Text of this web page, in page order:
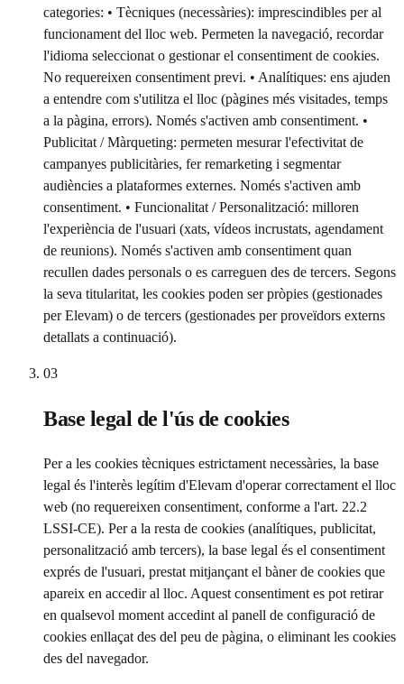
categories: • Tècniques (necessàries): imprescindibles per al
funcionament del lloc web. Permeten la navegació, recordar
l'idioma seleccionat o gestionar el consentiment de cookies.
No requereixen consentiment previ. • Analítiques: ens ajuden
a entendre com s'utilitza el lloc (pàgines més visitades, temps
a la pàgina, errors). Només s'activen amb consentiment. •
Publicitat / Màrqueting: permeten mesurar l'efectivitat de
campanyes publicitàries, fer remarketing i segmentar
audiències a plataformes externes. Només s'activen amb
consentiment. • Funcionalitat / Personalització: milloren
l'experiència de l'usuari (xats, vídeos incrustats, agendament
de reunions). Només s'activen amb consentiment quan
recullen dades personals o es carreguen des de tercers. Segons
la seva titularitat, les cookies poden ser pròpies (gestionades
per Elevam) o de tercers (gestionades per proveïdors externs
detallats a continuació).
03
Base legal de l'ús de cookies
Per a les cookies tècniques estrictament necessàries, la base
legal és l'interès legítim d'Elevam d'operar correctament el lloc
web (no requereixen consentiment, conforme a l'art. 22.2
LSSI-CE). Per a la resta de cookies (analítiques, publicitat,
personalització amb tercers), la base legal és el consentiment
exprés de l'usuari, prestat mitjançant el bàner de cookies que
apareix en accedir al lloc. Aquest consentiment es pot retirar
en qualsevol moment accedint al panell de configuració de
cookies enllaçat des del peu de pàgina, o eliminant les cookies
des del navegador.